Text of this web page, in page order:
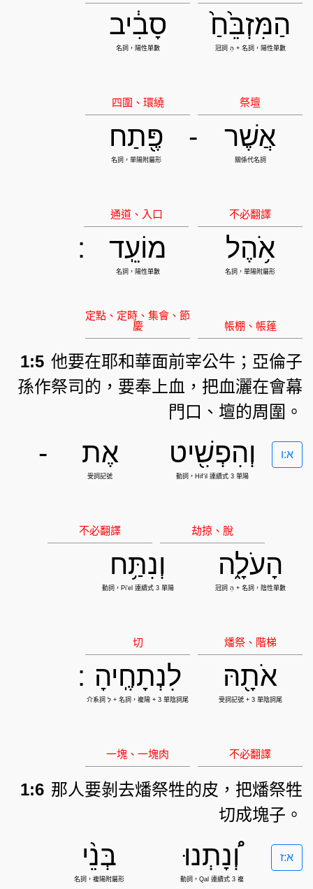
הַמִּזְבֵּ֙חַ֙ סָבִ֔יב
אֲשֶׁר - פֶּ֖תַח
אֹ֥הֶל מוֹעֵֽד :
1:5 他要在耶和華面前宰公牛；亞倫子
孫作祭司的，要奉上血，把血灑在會幕
門口、壇的周圍。
א:ו וְהִפְשִׁ֖יט אֶת -
הָעֹלָ֑ה וְנִתַּ֥ח
אֹתָ֖הּ לִנְתָחֶֽיהָ :
1:6 那人要剝去燔祭牲的皮，把燔祭牲
切成塊子。
א:ז וְ֠נָתְנוּ בְּנֵ֨י